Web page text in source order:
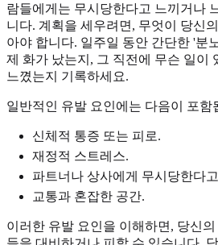
람들에게는 무시당한다고 느끼거나
니다. 계획을 세우려면, 무엇이 당신
아야 합니다. 일주일 동안 간단한 '분
제 화가 났는지, 그 직전에 무슨 일이
느꼈는지 기록하세요.
일반적인 유발 요인에는 다음이 포함
신체적 통증 또는 피로.
재정적 스트레스.
파트너나 상사에게 무시당한다
교통과 혼잡한 공간.
이러한 유발 요인을 이해하면, 당신